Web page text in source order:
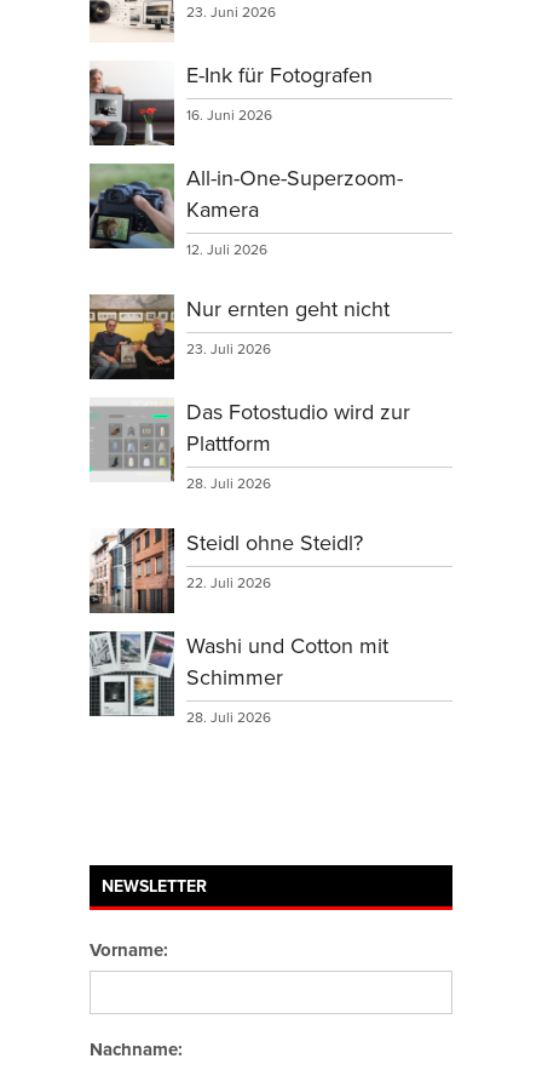
23. Juni 2026
E-Ink für Fotografen
16. Juni 2026
All-in-One-Superzoom-
Kamera
12. Juli 2026
Nur ernten geht nicht
23. Juli 2026
Das Fotostudio wird zur
Plattform
28. Juli 2026
Steidl ohne Steidl?
22. Juli 2026
Washi und Cotton mit
Schimmer
28. Juli 2026
NEWSLETTER
Vorname:
Nachname: